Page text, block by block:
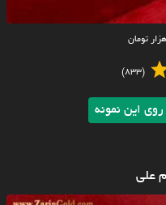
هزار تومان
(833)
این نمونه
علی